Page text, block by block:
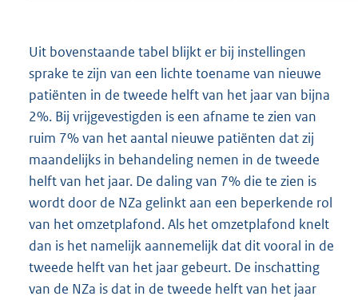
Uit bovenstaande tabel blijkt er bij instellingen
sprake te zijn van een lichte toename van nieuwe
patiënten in de tweede helft van het jaar van bijna
2%. Bij vrijgevestigden is een afname te zien van
ruim 7% van het aantal nieuwe patiënten dat zij
maandelijks in behandeling nemen in de tweede
helft van het jaar. De daling van 7% die te zien is
wordt door de NZa gelinkt aan een beperkende rol
van het omzetplafond. Als het omzetplafond knelt
dan is het namelijk aannemelijk dat dit vooral in de
tweede helft van het jaar gebeurt. De inschatting
van de NZa is dat in de tweede helft van het jaar